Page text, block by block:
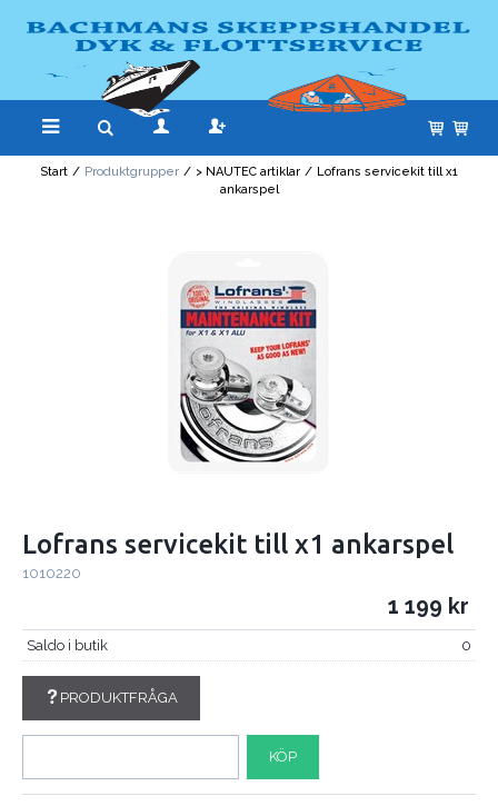
Start / Produktgrupper / > NAUTEC artiklar / Lofrans servicekit till x1
ankarspel
Lofrans servicekit till x1 ankarspel
1010220
1 199
Saldo i butik 0
PRODUKTFRÅGA
KÖP